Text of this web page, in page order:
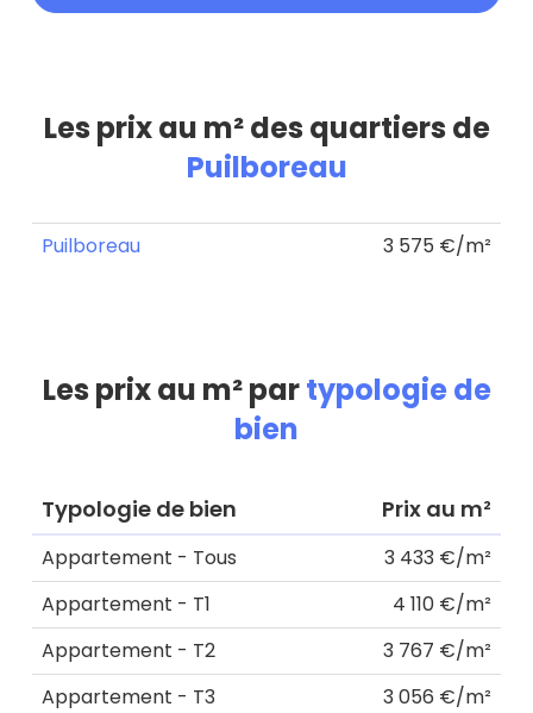
Les prix au m² des quartiers de
Puilboreau
Puilboreau 3 575 €/m²
Les prix au m² partypologie de
bien
Typologie de bien Prix au m²
Appartement - Tous
3 433 €/m²
Appartement - T1
4 110 €/m²
Appartement - T2
3 767 €/m²
Appartement - T3
3 056 €/m²